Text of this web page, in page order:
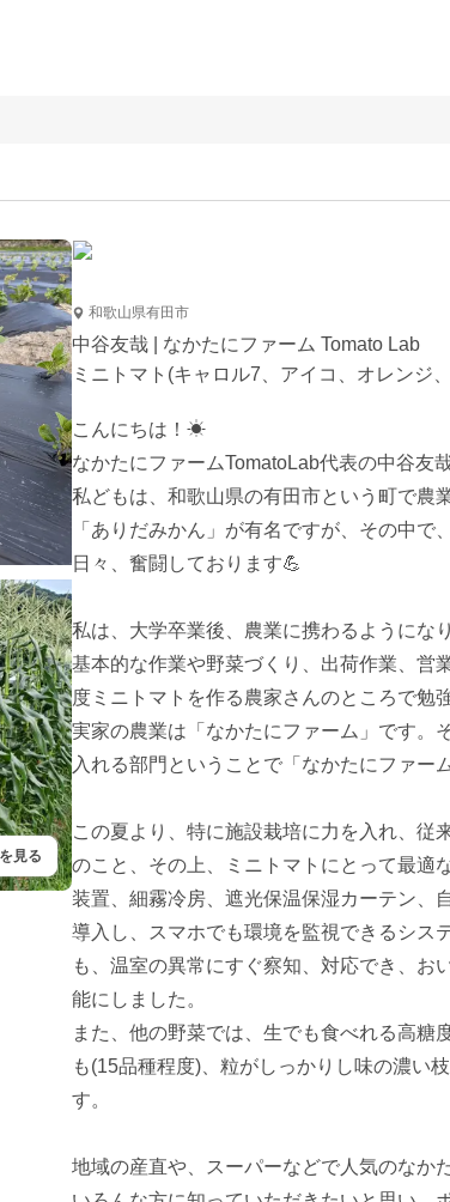
見る
和歌山県有田市
中谷友哉 | なかたにファーム Tomato Lab
ミニトマト(キャロル7、アイコ、オレンジ
こんにちは！☀
なかたにファームTomatoLab代表の中谷友
私どもは、和歌山県の有田市という町で農
「ありだみかん」が有名ですが、その中
日々、奮闘しております💪
私は、大学卒業後、農業に携わるようにな
基本的な作業や野菜づくり、出荷作業、営
度ミニトマトを作る農家さんのところで勉
実家の農業は「なかたにファーム」です。
入れる部門ということで「なかたにファー
この夏より、特に施設栽培に力を入れ、従
のこと、その上、ミニトマトにとって最適
装置、細霧冷房、遮光保温保湿カーテン、
導入し、スマホでも環境を監視できるシス
も、温室の異常にすぐ察知、対応でき、お
能にしました。
また、他の野菜では、生でも食べれる高糖
も(15品種程度)、粒がしっかりし味の濃い
す。
地域の産直や、スーパーなどで人気のなか